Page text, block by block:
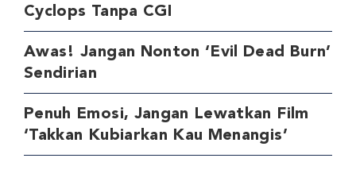
Cyclops Tanpa CGI
Awas! Jangan Nonton ‘Evil Dead Burn’
Sendirian
Penuh Emosi, Jangan Lewatkan Film
‘Takkan Kubiarkan Kau Menangis’